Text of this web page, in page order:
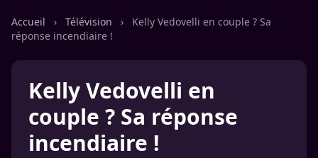
Accueil › Télévision ›
Kelly Vedovelli en couple ? Sa
réponse incendiaire !
Kelly Vedovelli en
couple ? Sa réponse
incendiaire !